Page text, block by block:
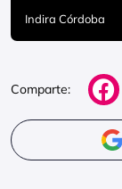
Indira Córdoba
Comparte: